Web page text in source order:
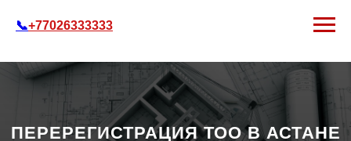
📞+77026333333
ПЕРЕРЕГИСТРАЦИЯ ТОО В АСТАНЕ